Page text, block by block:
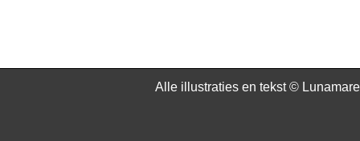
Alle illustraties en tekst © Lunamare